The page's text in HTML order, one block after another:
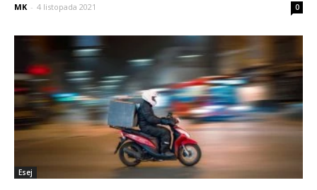
MK - 4 listopada 2021 0
Esej